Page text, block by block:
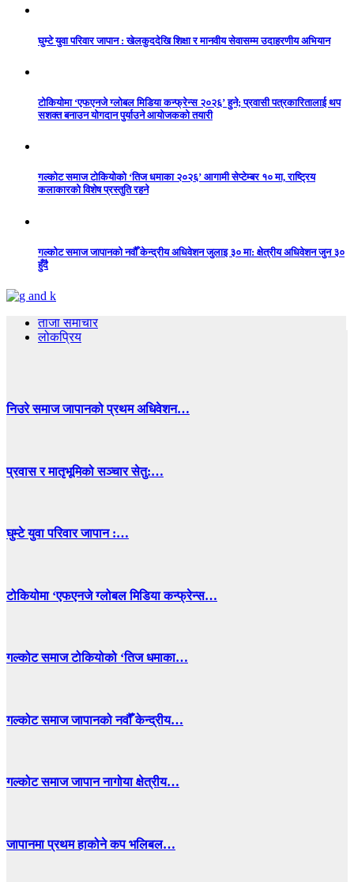
घुम्टे युवा परिवार जापान : खेलकुददेखि शिक्षा र मानवीय सेवासम्म उदाहरणीय अभियान
टोकियोमा ‘एफएनजे ग्लोबल मिडिया कन्फ्रेन्स २०२६’ हुने; प्रवासी पत्रकारितालाई थप
सशक्त बनाउन योगदान पुर्याउने आयोजकको तयारी
गल्कोट समाज टोकियोको ‘तिज धमाका २०२६’ आगामी सेप्टेम्बर १० मा, राष्ट्रिय
कलाकारको विशेष प्रस्तुति रहने
गल्कोट समाज जापानको नवौँ केन्द्रीय अधिवेशन जुलाइ ३० मा: क्षेत्रीय अधिवेशन जुन ३०
हुँदै
ताजा समाचार
लोकप्रिय
निउरे समाज जापानको प्रथम अधिवेशन…
प्रवास र मातृभूमिको सञ्चार सेतु:…
घुम्टे युवा परिवार जापान :…
टोकियोमा ‘एफएनजे ग्लोबल मिडिया कन्फ्रेन्स…
गल्कोट समाज टोकियोको ‘तिज धमाका…
गल्कोट समाज जापानको नवौँ केन्द्रीय…
गल्कोट समाज जापान नागोया क्षेत्रीय…
जापानमा प्रथम हाकोने कप भलिबल…